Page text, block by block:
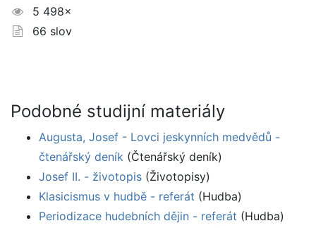
5 498×
66 slov
Podobné studijní materiály
Augusta, Josef - Lovci jeskynních medvědů -
čtenářský deník (Čtenářský deník)
Josef II. - životopis (Životopisy)
Klasicismus v hudbě - referát (Hudba)
Periodizace hudebních dějin - referát (Hudba)